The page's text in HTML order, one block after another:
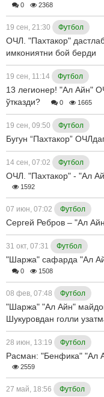
0 2368
19 сен, 21:30 Футбол
ОЧЛ. "Пахтакор"
имкониятни бой берди
19 сен, 11:14 Футбол
13 легионер! "Ал Айн"
ўтказди?
0 1665
19 сен, 09:50 Футбол
Бугун “Пахтакор”
14 сен, 07:02 Футбол
ОЧЛ. "Пахтакор" - "Ал
1592
07 июн, 07:02 Футбол
Сергей Ребров – "Ал
31 окт, 07:31 Футбол
"Шаржа" сафарда "Ал
0 1508
08 фев, 07:48 Футбол
"Шаржа" "Ал Айн"
Шукуровдан голли
28 июн, 13:19 Футбол
Расман: "Бенфика" "Ал
2559
27 май, 18:56 Футбол